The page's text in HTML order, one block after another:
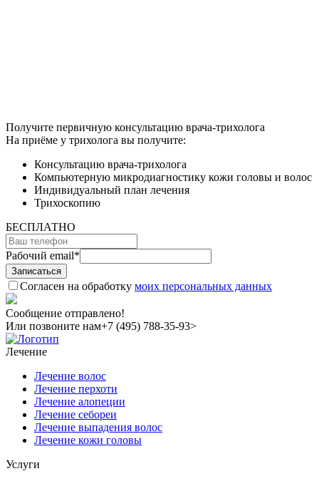
Получите первичную консультацию врача-трихолога
На приёме у трихолога вы получите:
Консультацию врача-трихолога
Компьютерную микродиагностику кожи головы и волос
Индивидуальный план лечения
Трихоскопию
БЕСПЛАТНО
Рабочий email*
Согласен на обработку моих персональных данных
Сообщение отправлено!
Или позвоните нам+7 (495) 788-35-93>
Лечение
Лечение волос
Лечение перхоти
Лечение алопеции
Лечение себореи
Лечение выпадения волос
Лечение кожи головы
Услуги